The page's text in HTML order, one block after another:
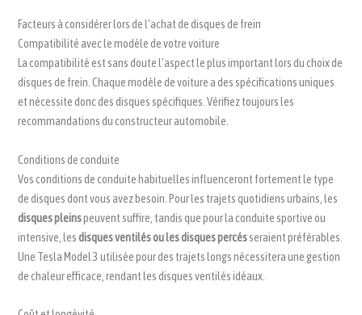
Facteurs à considérer lors de l’achat de disques de frein
Compatibilité avec le modèle de votre voiture
La compatibilité est sans doute l’aspect le plus important lors du choix de
disques de frein. Chaque modèle de voiture a des spécifications uniques
et nécessite donc des disques spécifiques. Vérifiez toujours les
recommandations du constructeur automobile.
Conditions de conduite
Vos conditions de conduite habituelles influenceront fortement le type
de disques dont vous avez besoin. Pour les trajets quotidiens urbains, les
disques pleinspeuvent suffire, tandis que pour la conduite sportive ou
intensive, lesdisques ventilés ou les disques percésseraient préférables.
Une Tesla Model 3 utilisée pour des trajets longs nécessitera une gestion
de chaleur efficace, rendant les disques ventilés idéaux.